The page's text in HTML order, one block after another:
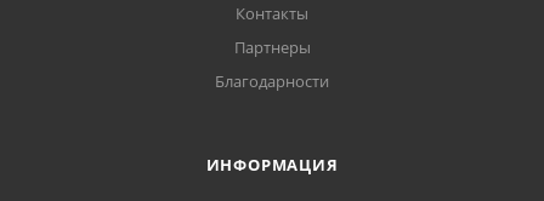
Контакты
Партнеры
Благодарности
ИНФОРМАЦИЯ